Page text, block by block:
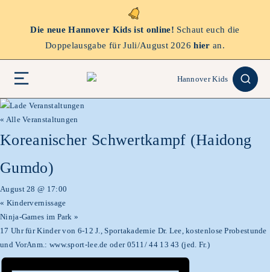
Die neue Hannover Kids ist online! Schaut euch die
Doppelausgabe für Juli/August 2026hier an.
« Alle Veranstaltungen
Koreanischer Schwertkampf (Haidong
Gumdo)
August 28 @ 17:00
« Kindervernissage
Ninja-Games im Park»
17 Uhr für Kinder von 6-12 J., Sportakademie Dr. Lee, kostenlose Probestunde
und VorAnm.: www.sport-lee.de oder 0511/ 44 13 43 (jed. Fr.)